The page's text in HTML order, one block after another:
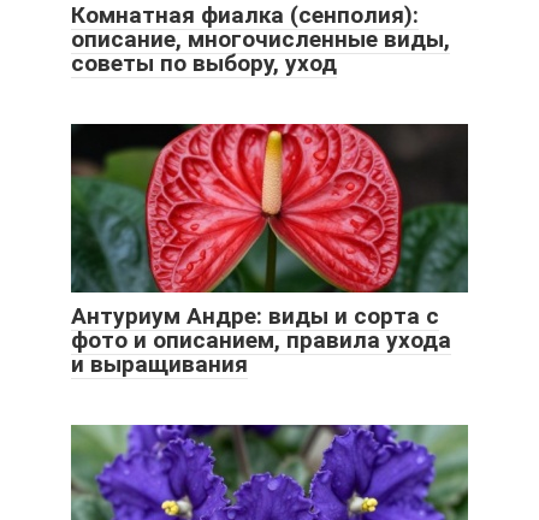
Комнатная фиалка (сенполия):
описание, многочисленные виды,
советы по выбору, уход
Антуриум Андре: виды и сорта с
фото и описанием, правила ухода
и выращивания